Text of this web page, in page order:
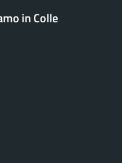
in Colle